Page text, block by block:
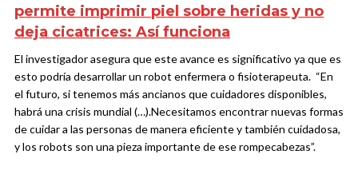
permite imprimir piel sobre heridas y no
deja cicatrices: Así funciona
El investigador asegura que este avance es significativo ya que es
esto podría desarrollar un robot enfermera o fisioterapeuta. “En
el futuro, si tenemos más ancianos que cuidadores disponibles,
habrá una crisis mundial (…).Necesitamos encontrar nuevas formas
de cuidar a las personas de manera eficiente y también cuidadosa,
y los robots son una pieza importante de ese rompecabezas”.